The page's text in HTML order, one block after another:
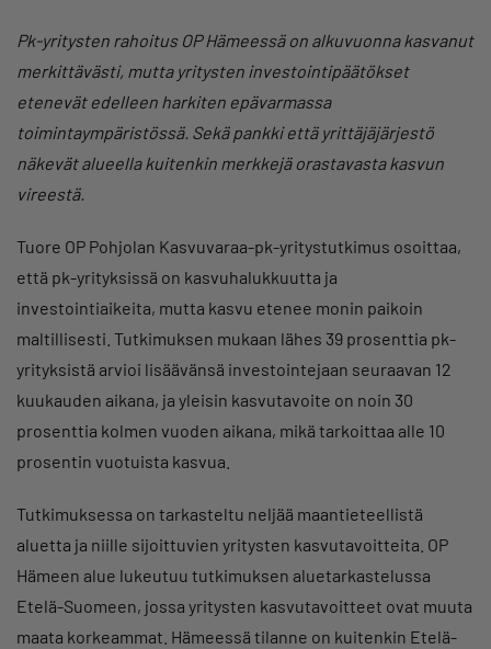
Pk-yritysten rahoitus OP Hämeessä on alkuvuonna kasvanut
merkittävästi, mutta yritysten investointipäätökset
etenevät edelleen harkiten epävarmassa
toimintaympäristössä. Sekä pankki että yrittäjäjärjestö
näkevät alueella kuitenkin merkkejä orastavasta kasvun
vireestä.
Tuore OP Pohjolan Kasvuvaraa-pk-yritystutkimus osoittaa,
että pk-yrityksissä on kasvuhalukkuutta ja
investointiaikeita, mutta kasvu etenee monin paikoin
maltillisesti. Tutkimuksen mukaan lähes 39 prosenttia pk-
yrityksistä arvioi lisäävänsä investointejaan seuraavan 12
kuukauden aikana, ja yleisin kasvutavoite on noin 30
prosenttia kolmen vuoden aikana, mikä tarkoittaa alle 10
prosentin vuotuista kasvua.
Tutkimuksessa on tarkasteltu neljää maantieteellistä
aluetta ja niille sijoittuvien yritysten kasvutavoitteita. OP
Hämeen alue lukeutuu tutkimuksen aluetarkastelussa
Etelä-Suomeen, jossa yritysten kasvutavoitteet ovat muuta
maata korkeammat. Hämeessä tilanne on kuitenkin Etelä-